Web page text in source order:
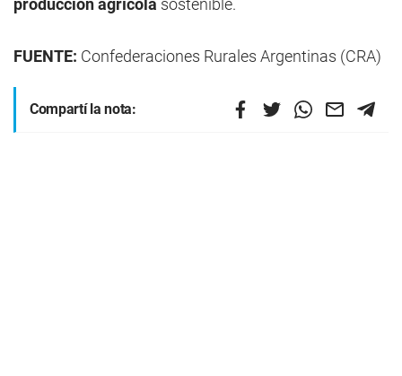
producción agrícola sostenible.
FUENTE: Confederaciones Rurales Argentinas (CRA)
Compartí la nota: